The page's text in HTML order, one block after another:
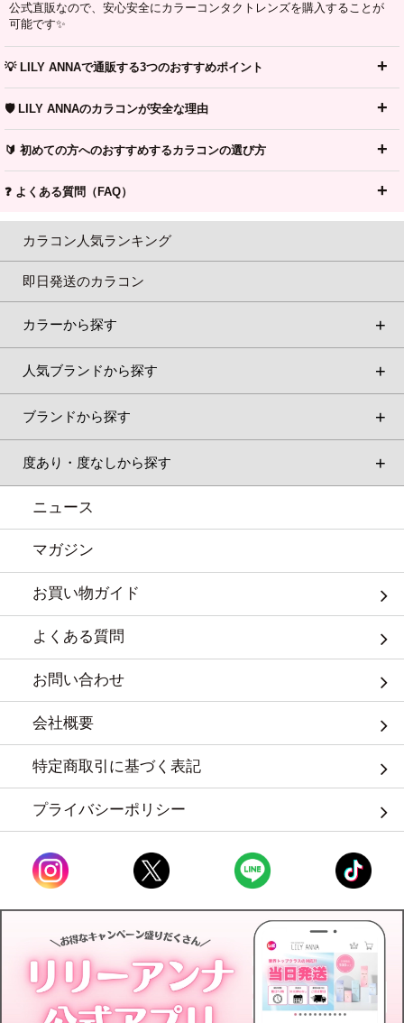
公式直販なので、安心安全にカラーコンタクトレンズを購入することが
可能です✨
💡 LILY ANNAで通販する3つのおすすめポイント
🛡️ LILY ANNAのカラコンが安全な理由
🔰 初めての方へのおすすめするカラコンの選び方
❓ よくある質問（FAQ）
カラコン人気ランキング
即日発送のカラコン
カラーから探す
人気ブランドから探す
ブランドから探す
度あり・度なしから探す
ニュース
マガジン
お買い物ガイド
よくある質問
お問い合わせ
会社概要
特定商取引に基づく表記
プライバシーポリシー